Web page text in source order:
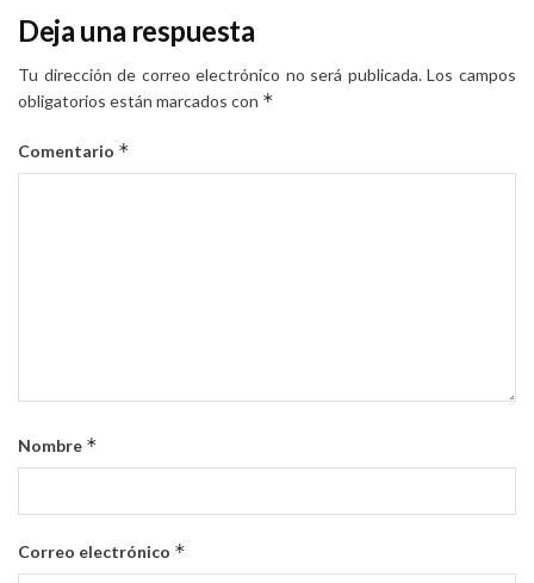
Deja una respuesta
Tu dirección de correo electrónico no será publicada. Los campos
obligatorios están marcados con *
Comentario *
Nombre *
Correo electrónico *